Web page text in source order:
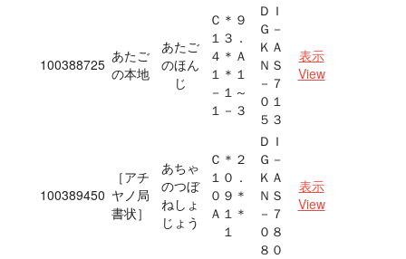
100388725 あたご
の本地
あたご
のほん
じ
Ｃ＊９
１３．
４＊Ａ
１＊１
－１～
１－３
ＤＩ
Ｇ－
ＫＡ
ＮＳ
－７
０１
５３
表示
View
100389450
［アチ
ヤノ局
書状］
あちゃ
のつぼ
ねしょ
じょう
Ｃ＊２
１０．
０９＊
Ａ１＊
１
ＤＩ
Ｇ－
ＫＡ
ＮＳ
－７
０８
８０
表示
View